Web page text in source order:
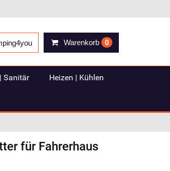
Warenkorb 0
Sanitär Heizen | Kühlen
für Fahrerhaus